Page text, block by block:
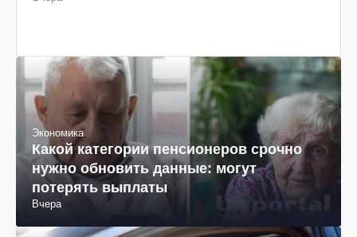
Экономика
Какой категории пенсионеров срочно
нужно обновить данные: могут
потерять выплаты
Вчера